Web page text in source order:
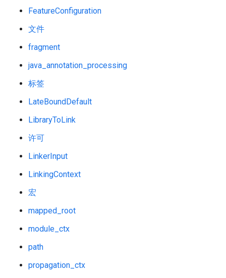
FeatureConfiguration
文件
fragment
java_annotation_processing
标签
LateBoundDefault
LibraryToLink
许可
LinkerInput
LinkingContext
宏
mapped_root
module_ctx
path
propagation_ctx